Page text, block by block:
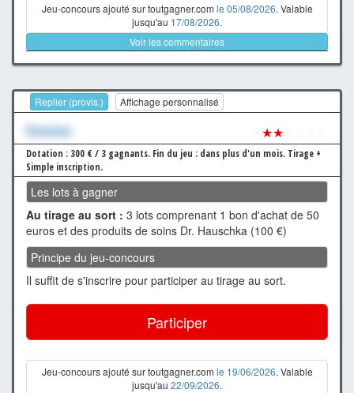
Jeu-concours ajouté sur toutgagner.com le 05/08/2026. Valable
jusqu'au 17/08/2026.
Voir les commentaires
Replier (provis.) Affichage personnalisé
Xxxxxxx ★★
Dotation : 300 € / 3 gagnants. Fin du jeu : dans plus d'un mois. Tirage +
Simple inscription.
Les lots à gagner
Au tirage au sort : 3 lots comprenant 1 bon d'achat de 50
euros et des produits de soins Dr. Hauschka (100 €)
Principe du jeu-concours
Il suffit de s'inscrire pour participer au tirage au sort.
Participer
Jeu-concours ajouté sur toutgagner.com le 19/06/2026. Valable
jusqu'au 22/09/2026.